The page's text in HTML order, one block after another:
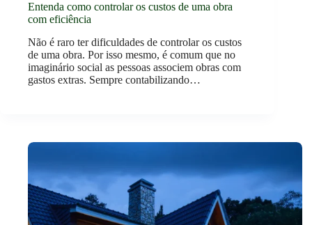
Entenda como controlar os custos de uma obra
com eficiência
Não é raro ter dificuldades de controlar os custos
de uma obra. Por isso mesmo, é comum que no
imaginário social as pessoas associem obras com
gastos extras. Sempre contabilizando…